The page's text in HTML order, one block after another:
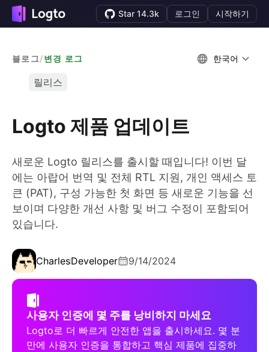
Star 14.3k 로그인 시작하기
블로그/변경 로그 한국어
릴리스
Logto 제품 업데이트
새로운 Logto 릴리스를 출시할 때입니다! 이번 달
에는 아랍어 번역 및 전체 RTL 지원, 개인 액세스 토
큰 (PAT), 구성 가능한 첫 화면 등 새로운 기능을 선
보이며 다양한 개선 사항 및 버그 수정이 포함되어
있습니다.
CharlesDeveloper 9/14/2024
사용자 인증에 몇 주를 낭비하지 마세요
Logto로 더 빠르게 안전한 앱을 출시하세요. 몇 분
만에 사용자 인증을 통합하고 핵심 제품에 집중하